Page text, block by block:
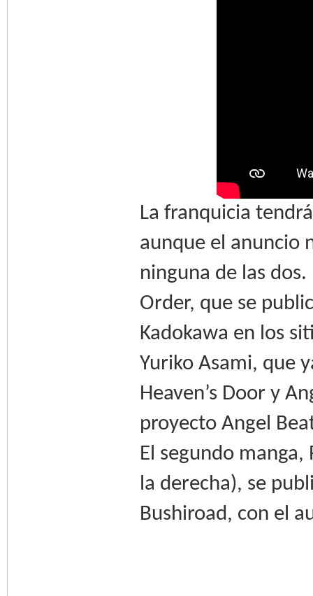
La franquicia
aunque el anuncio
ninguna de las
Order, que se
Kadokawa en los
Yuriko Asami, que
Heaven’s Door y
proyecto Angel
El segundo
la derecha), se
Bushiroad, con el